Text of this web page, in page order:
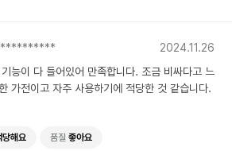
2024.11.26
능이 다 들어있어 만족합니다. 조금 비싸다고 느
가전이고 자주 사용하기에 적당한 것 같습니다.
당해요 품질 좋아요